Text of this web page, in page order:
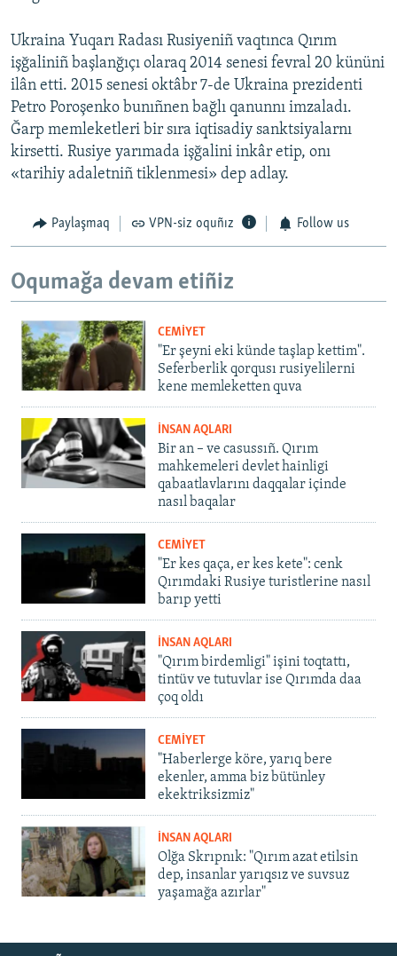
Ukraina Yuqarı Radası Rusiyeniñ vaqtınca Qırım
işğaliniñ başlanğıçı olaraq 2014 senesi fevral 20 kününi
ilân etti. 2015 senesi oktâbr 7-de Ukraina prezidenti
Petro Poroşenko bunıñnen bağlı qanunnı imzaladı.
Ğarp memleketleri bir sıra iqtisadiy sanktsiyalarnı
kirsetti. Rusiye yarımada işğalini inkâr etip, onı
«tarihiy adaletniñ tiklenmesi» dep adlay.
Paylaşmaq VPN-siz oquñız Follow us
Oqumağa devam etiñiz
CEMİYET
"Er şeyni eki künde taşlap kettim".
Seferberlik qorqusı rusiyelilerni
kene memleketten quva
İNSAN AQLARI
Bir an – ve casussıñ. Qırım
mahkemeleri devlet hainligi
qabaatlavlarını daqqalar içinde
nasıl baqalar
CEMİYET
"Er kes qaça, er kes kete": cenk
Qırımdaki Rusiye turistlerine nasıl
barıp yetti
İNSAN AQLARI
"Qırım birdemligi" işini toqtattı,
tintüv ve tutuvlar ise Qırımda daa
çoq oldı
CEMİYET
"Haberlerge köre, yarıq bere
ekenler, amma biz bütünley
ekektriksizmiz"
İNSAN AQLARI
Olğa Skrıpnık: "Qırım azat etilsin
dep, insanlar yarıqsız ve suvsuz
yaşamağa azırlar"